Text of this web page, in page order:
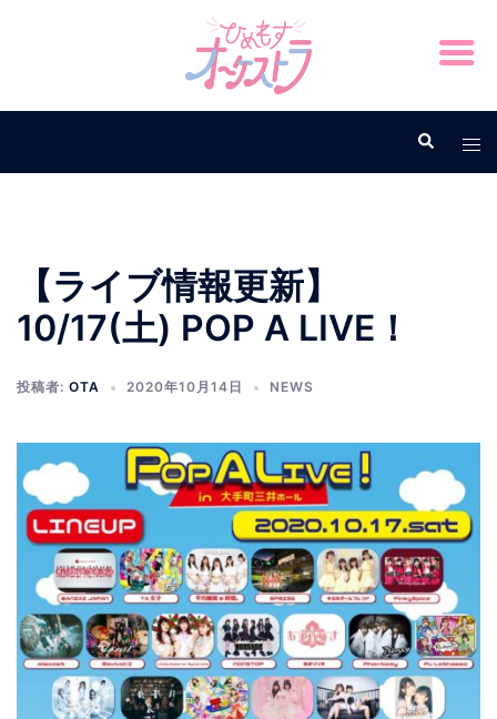
【ライブ情報更新】
10/17(土) POP A LIVE！
投稿者: OTA 2020年10月14日 NEWS